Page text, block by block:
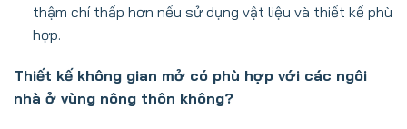
thậm chí thấp hơn nếu sử dụng vật liệu và thiết kế phù
hợp.
Thiết kế không gian mở có phù hợp với các ngôi
nhà ở vùng nông thôn không?